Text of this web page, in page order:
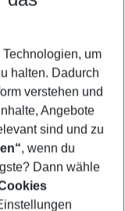
um
halten. Dadurch
verstehen und
Angebote
sind und zu
, wenn du
Dann wähle